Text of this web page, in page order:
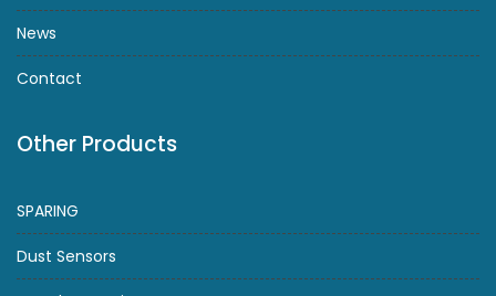
News
Contact
Other Products
SPARING
Dust Sensors